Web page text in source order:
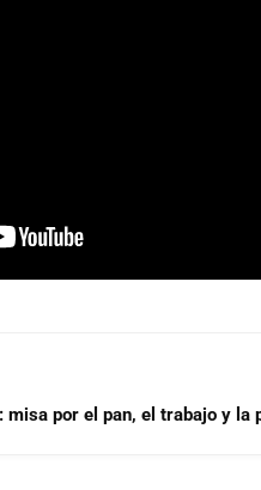
misa por el pan, el trabajo y la